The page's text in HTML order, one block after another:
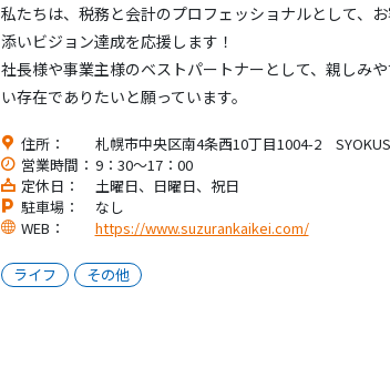
私たちは、税務と会計のプロフェッショナルとして、
添いビジョン達成を応援します！
社長様や事業主様のベストパートナーとして、親しみ
い存在でありたいと願っています。
住所：
札幌市中央区南4条西10丁目1004-2
営業時間： 9：30～17：00
定休日：
土曜日、日曜日、祝日
駐車場：
なし
WEB：
https://www.suzurankaikei.com/
ライフ その他